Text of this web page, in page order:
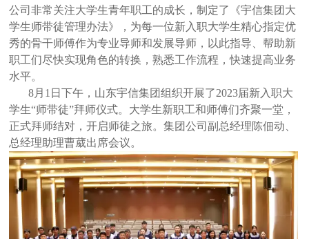
公司非常关注大学生青年职工的成长，制定了《宇信集团大
学生师带徒管理办法》，为每一位新入职大学生精心指定优
秀的骨干师傅作为专业导师和发展导师，以此指导、帮助新
职工们尽快实现角色的转换，熟悉工作流程，快速提高业务
水平。
8月1日下午，山东宇信集团组织开展了2023届新入职大
学生“师带徒”拜师仪式。大学生新职工和师傅们齐聚一堂，
正式拜师结对，开启师徒之旅。集团公司副总经理陈佃动、
总经理助理曹葳出席会议。